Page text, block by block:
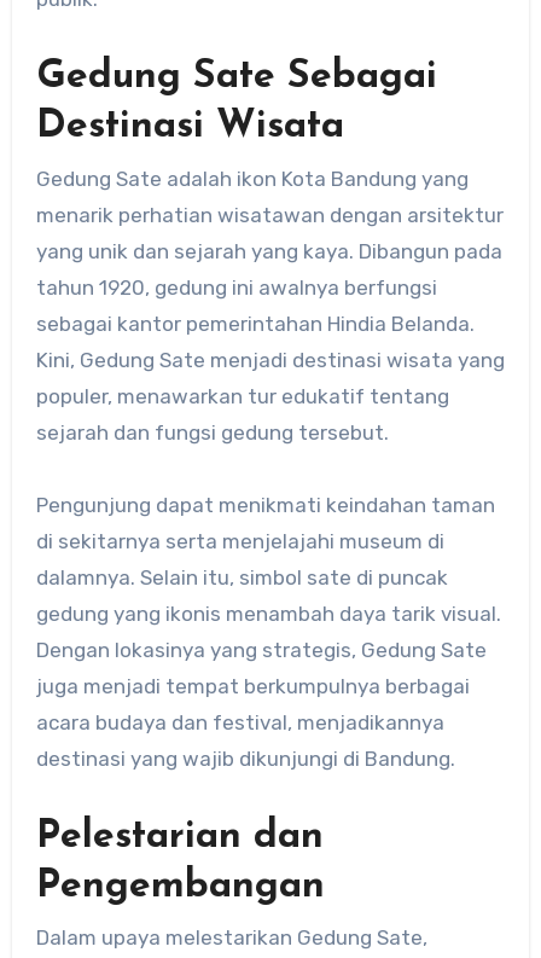
Gedung Sate Sebagai
Destinasi Wisata
Gedung Sate adalah ikon Kota Bandung yang
menarik perhatian wisatawan dengan arsitektur
yang unik dan sejarah yang kaya. Dibangun pada
tahun 1920, gedung ini awalnya berfungsi
sebagai kantor pemerintahan Hindia Belanda.
Kini, Gedung Sate menjadi destinasi wisata yang
populer, menawarkan tur edukatif tentang
sejarah dan fungsi gedung tersebut.
Pengunjung dapat menikmati keindahan taman
di sekitarnya serta menjelajahi museum di
dalamnya. Selain itu, simbol sate di puncak
gedung yang ikonis menambah daya tarik visual.
Dengan lokasinya yang strategis, Gedung Sate
juga menjadi tempat berkumpulnya berbagai
acara budaya dan festival, menjadikannya
destinasi yang wajib dikunjungi di Bandung.
Pelestarian dan
Pengembangan
Dalam upaya melestarikan Gedung Sate,